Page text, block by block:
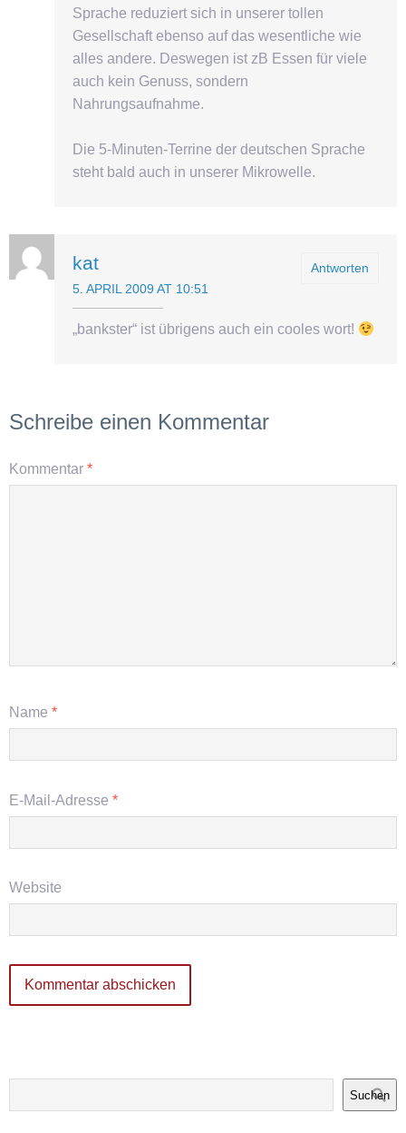
Sprache reduziert sich in unserer tollen
Gesellschaft ebenso auf das wesentliche wie
alles andere. Deswegen ist zB Essen für viele
auch kein Genuss, sondern
Nahrungsaufnahme.
Die 5-Minuten-Terrine der deutschen Sprache
steht bald auch in unserer Mikrowelle.
Antworten
kat
5. APRIL 2009 AT 10:51
„bankster“ ist übrigens auch ein cooles wort!
Schreibe einen Kommentar
Kommentar *
Name *
E-Mail-Adresse *
Website
Suchen